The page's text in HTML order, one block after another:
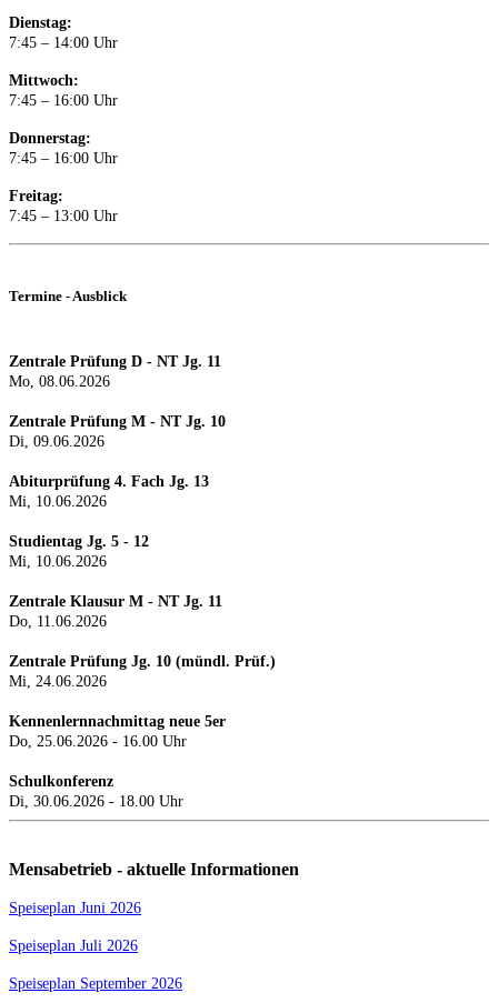
Dienstag:
7:45 – 14:00 Uhr
Mittwoch:
7:45 – 16:00 Uhr
Donnerstag:
7:45 – 16:00 Uhr
Freitag:
7:45 – 13:00 Uhr
Termine - Ausblick
Zentrale Prüfung D - NT Jg. 11
Mo, 08.06.2026
Zentrale Prüfung M - NT Jg. 10
Di, 09.06.2026
Abiturprüfung 4. Fach Jg. 13
Mi, 10.06.2026
Studientag Jg. 5 - 12
Mi, 10.06.2026
Zentrale Klausur M - NT Jg. 11
Do, 11.06.2026
Zentrale Prüfung Jg. 10 (mündl. Prüf.)
Mi, 24.06.2026
Kennenlernnachmittag neue 5er
Do, 25.06.2026 - 16.00 Uhr
Schulkonferenz
Di, 30.06.2026 - 18.00 Uhr
Mensabetrieb - aktuelle Informationen
Speiseplan Juni 2026
Speiseplan Juli 2026
Speiseplan September 2026